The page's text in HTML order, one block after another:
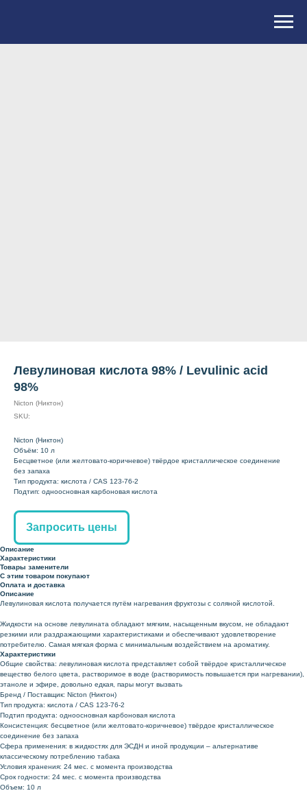
Левулиновая кислота 98% / Levulinic acid
98%
Nicton (Никтон)
SKU:
Nicton (Никтон)
Объём: 10 л
Бесцветное (или желтовато-коричневое) твёрдое кристаллическое соединение
без запаха
Тип продукта: кислота / CAS 123-76-2
Подтип: одноосновная карбоновая кислота
Запросить цены
Описание
Характеристики
Товары заменители
С этим товаром покупают
Оплата и доставка
Описание
Левулиновая кислота получается путём нагревания фруктозы с соляной кислотой.
Жидкости на основе левулината обладают мягким, насыщенным вкусом, не обладают
резкими или раздражающими характеристиками и обеспечивают удовлетворение
потребителю. Самая мягкая форма с минимальным воздействием на ароматику.
Характеристики
Общие свойства: левулиновая кислота представляет собой твёрдое кристаллическое
вещество белого цвета, растворимое в воде (растворимость повышается при нагревании),
этаноле и эфире, довольно едкая, пары могут вызвать
Бренд / Поставщик: Nicton (Никтон)
Тип продукта: кислота / CAS 123-76-2
Подтип продукта: одноосновная карбоновая кислота
Консистенция: бесцветное (или желтовато-коричневое) твёрдое кристаллическое
соединение без запаха
Сфера применения: в жидкостях для ЭСДН и иной продукции – альтернативе
классическому потреблению табака
Условия хранения: 24 мес. с момента производства
Срок годности: 24 мес. с момента производства
Объем: 10 л